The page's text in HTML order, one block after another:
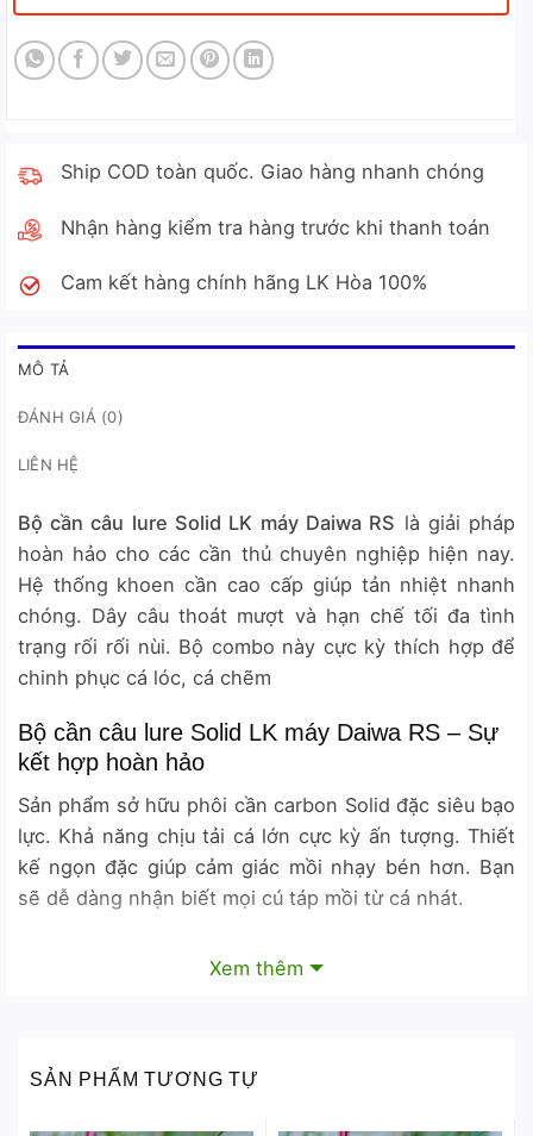
Ship COD toàn quốc. Giao hàng nhanh chóng
Nhận hàng kiểm tra hàng trước khi thanh toán
Cam kết hàng chính hãng LK Hòa 100%
MÔ TẢ
ĐÁNH GIÁ (0)
LIÊN HỆ
Bộ cần câu lure Solid LK máy Daiwa RS là giải pháp
hoàn hảo cho các cần thủ chuyên nghiệp hiện nay.
Hệ thống khoen cần cao cấp giúp tản nhiệt nhanh
chóng. Dây câu thoát mượt và hạn chế tối đa tình
trạng rối rối nùi. Bộ combo này cực kỳ thích hợp để
chinh phục cá lóc, cá chẽm
Bộ cần câu lure Solid LK máy Daiwa RS – Sự
kết hợp hoàn hảo
Sản phẩm sở hữu phôi cần carbon Solid đặc siêu bạo
lực. Khả năng chịu tải cá lớn cực kỳ ấn tượng. Thiết
kế ngọn đặc giúp cảm giác mồi nhạy bén hơn. Bạn
sẽ dễ dàng nhận biết mọi cú táp mồi từ cá nhát.
Thân máy làm bằng chất liệu hợp kim composite siêu
Xem thêm
SẢN PHẨM TƯƠNG TỰ